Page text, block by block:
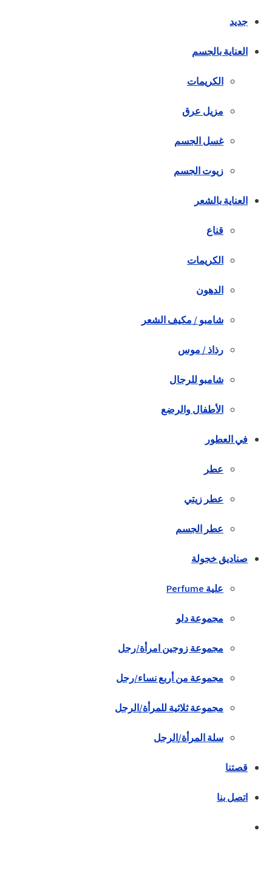
جديد
العناية بالجسم
الكريمات
مزيل عرق
غسل الجسم
زيوت الجسم
العناية بالشعر
قناع
الكريمات
الدهون
شامبو / مكيف الشعر
رذاذ / موس
شامبو للرجال
الأطفال والرضع
في العطور
عطر
عطر زيتي
عطر الجسم
صناديق خجولة
علية Perfume
مجموعة دلو
مجموعة زوجين امرأة/رجل
مجموعة من أربع نساء/رجل
مجموعة ثلاثية للمرأة/الرجل
سلة المرأة/الرجل
قصتنا
اتصل بنا